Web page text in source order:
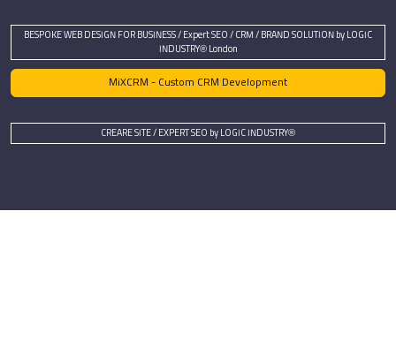
BESPOKE WEB DESIGN FOR BUSINESS / Expert SEO / CRM / BRAND SOLUTION by LOGIC
INDUSTRY® London
MiXCRM - Custom CRM Development
CREARE SITE / EXPERT SEO by LOGIC INDUSTRY®